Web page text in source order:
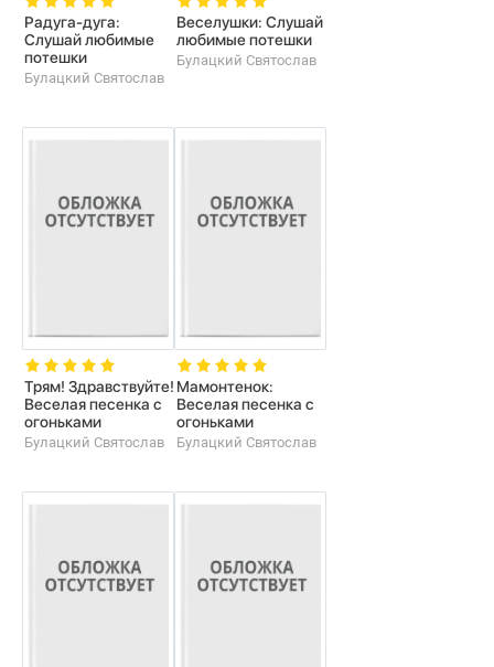
Радуга-дуга:
Слушай любимые
потешки
Булацкий Святослав
Веселушки: Слушай
любимые потешки
Булацкий Святослав
Трям! Здравствуйте!
Веселая песенка с
огоньками
Булацкий Святослав
Мамонтенок:
Веселая песенка с
огоньками
Булацкий Святослав